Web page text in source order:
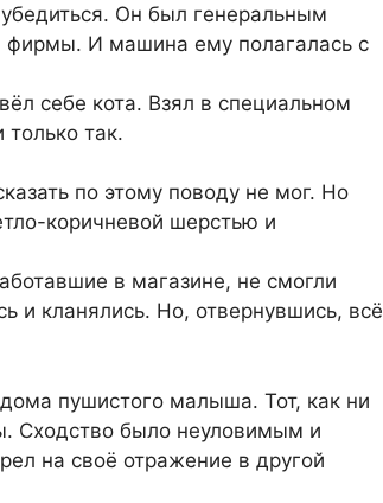
Он был генеральным
фирмы. И машина ему полагалась с
себе кота. Взял в специальном
так.
по этому поводу не мог. Но
коричневой шерстью и
в магазине, не смогли
и кланялись. Но, отвернувшись, всё
пушистого малыша. Тот, как ни
Сходство было неуловимым и
на своё отражение в другой